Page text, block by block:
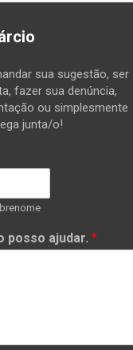
sua sugestão, ser
fazer sua denúncia,
ou simplesmente
junta/o!
posso ajudar. *